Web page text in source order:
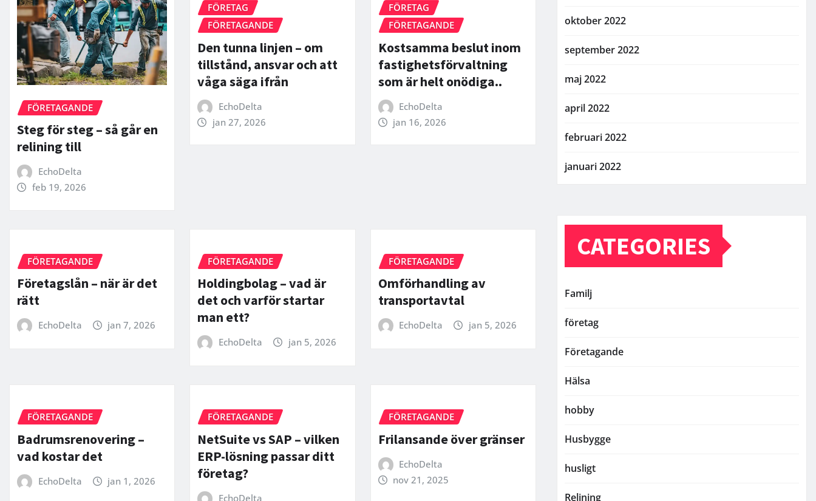
FÖRETAGANDE
Steg för steg – så går en
relining till
EchoDelta
feb 19, 2026
FÖRETAG
FÖRETAGANDE
Den tunna linjen – om
tillstånd, ansvar och att
våga säga ifrån
EchoDelta
jan 27, 2026
FÖRETAG
FÖRETAGANDE
Kostsamma beslut inom
fastighetsförvaltning
som är helt onödiga..
EchoDelta
jan 16, 2026
FÖRETAGANDE
Företagslån – när är det
rätt
EchoDelta jan 7, 2026
FÖRETAGANDE
Holdingbolag – vad är
det och varför startar
man ett?
EchoDelta jan 5, 2026
FÖRETAGANDE
Omförhandling av
transportavtal
EchoDelta jan 5, 2026
FÖRETAGANDE
Badrumsrenovering –
vad kostar det
EchoDelta jan 1, 2026
FÖRETAGANDE
NetSuite vs SAP – vilken
ERP-lösning passar ditt
företag?
EchoDelta
FÖRETAGANDE
Frilansande över gränser
EchoDelta
nov 21, 2025
oktober 2022
september 2022
maj 2022
april 2022
februari 2022
januari 2022
CATEGORIES
Familj
företag
Företagande
Hälsa
hobby
Husbygge
husligt
Relining